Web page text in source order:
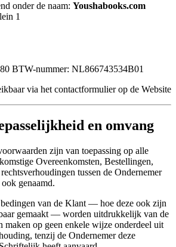
onder de naam: Youshabooks.com
1
BTW-nummer: NL866743534B01
via het contactformulier op de Website
en omvang
zijn van toepassing op alle
Overeenkomsten, Bestellingen,
tussen de Ondernemer
genaamd.
van de Klant — hoe deze ook zijn
gemaakt — worden uitdrukkelijk van de
maken op geen enkele wijze onderdeel uit
tenzij de Ondernemer deze